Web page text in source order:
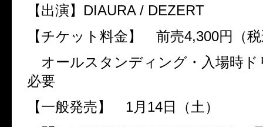
【出演】 DIAURA / DEZERT
【チケット料金】 前売4,300円（
オールスタンディング・入場時ド
必要
【一般発売】 1月 14日（土）